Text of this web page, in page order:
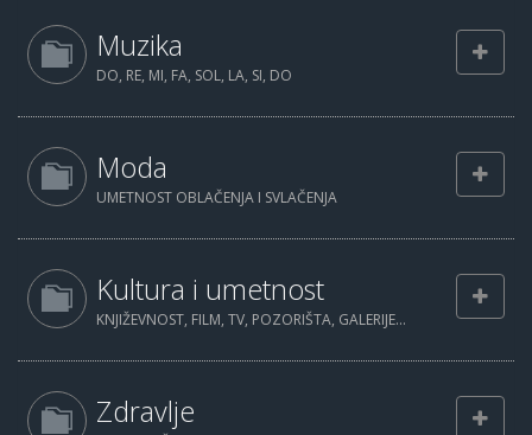
Muzika
DO, RE, MI, FA, SOL, LA, SI, DO
Moda
UMETNOST OBLAČENJA I SVLAČENJA
Kultura i umetnost
KNJIŽEVNOST, FILM, TV, POZORIŠTA, GALERIJE...
Zdravlje